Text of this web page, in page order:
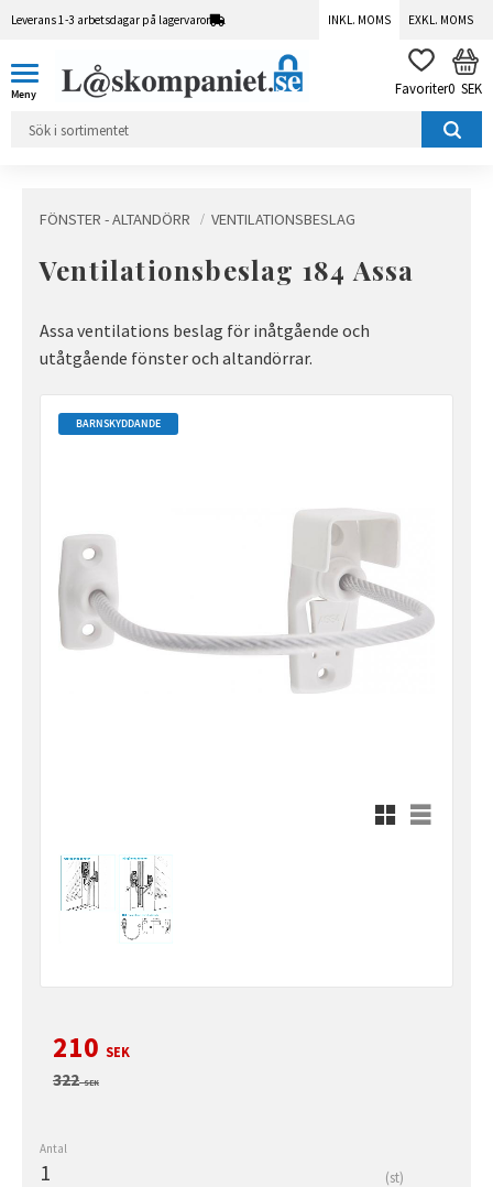
Leverans 1-3 arbetsdagar på lagervaror INKL. MOMS EXKL. MOMS
FAVORITER
0 SEK
FÖNSTER - ALTANDÖRR VENTILATIONSBESLAG
Ventilationsbeslag 184 Assa
Assa ventilations beslag för inåtgående och
utåtgående fönster och altandörrar.
BARNSKYDDANDE
Rutnätsvy
Listvy
Nedsatt pris:
210 SEK
Ordinarie pris:
322SEK
Antal
st